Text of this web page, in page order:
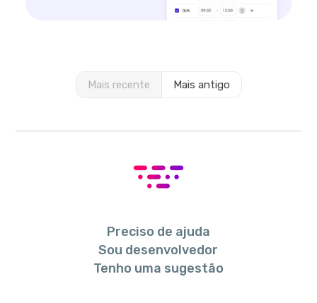
Mais recente Mais antigo
Preciso de ajuda
Sou desenvolvedor
Tenho uma sugestão